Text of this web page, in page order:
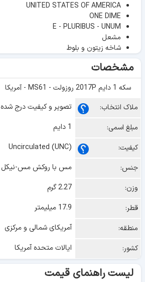
UNITED STATES OF AMERICA
ONE DIME
E - PLURIBUS - UNUM
مشعل
شاخه زیتون و بلوط
مشخصات
سکه 1 دایم 2017P روزولت - MS61 - آمریکا
ملاک انتخاب:
تصویر و کیفیت درج شده
مبلغ اسمی:
1 دایم
کیفیت:
Uncirculated (UNC)
جنس:
مس با روکش مس-نیکل
وزن:
2.27 گرم
قطر:
17.9 میلیمتر
منطقه:
آمریکای شمالی و مرکزی
کشور:
ایالات متحده آمریکا
لیست راهنمای قیمت